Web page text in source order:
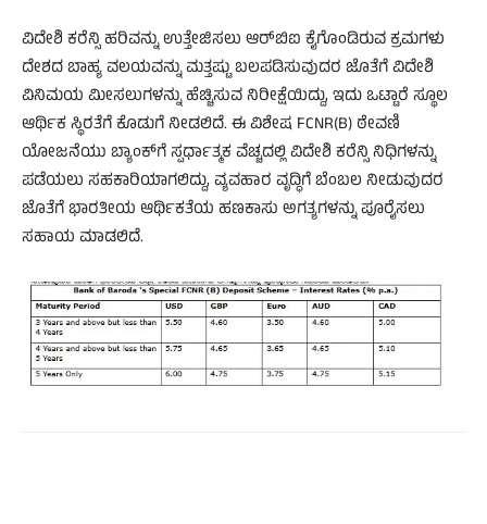
ವಿದೇಶಿ ಕರೆನ್ಸಿ ಹರಿವನ್ನು ಉತ್ತೇಜಿಸಲು ಆರ್‌ಬಿಐ ಕೈಗೊಂಡಿರುವ ಕ್ರಮಗಳು
ದೇಶದ ಬಾಹ್ಯ ವಲಯವನ್ನು ಮತ್ತಷ್ಟು ಬಲಪಡಿಸುವುದರ ಜೊತೆಗೆ ವಿದೇಶಿ
ವಿನಿಮಯ ಮೀಸಲುಗಳನ್ನು ಹೆಚ್ಚಿಸುವ ನಿರೀಕ್ಷೆಯಿದ್ದು, ಇದು ಒಟ್ಟಾರೆ ಸ್ಥೂಲ
ಆರ್ಥಿಕ ಸ್ಥಿರತೆಗೆ ಕೊಡುಗೆ ನೀಡಲಿದೆ. ಈ ವಿಶೇಷ FCNR(B) ಠೇವಣಿ
ಯೋಜನೆಯು ಬ್ಯಾಂಕ್‌ಗೆ ಸ್ಪರ್ಧಾತ್ಮಕ ವೆಚ್ಚದಲ್ಲಿ ವಿದೇಶಿ ಕರೆನ್ಸಿ ನಿಧಿಗಳನ್ನು
ಪಡೆಯಲು ಸಹಕಾರಿಯಾಗಲಿದ್ದು, ವ್ಯವಹಾರ ವೃದ್ಧಿಗೆ ಬೆಂಬಲ ನೀಡುವುದರ
ಜೊತೆಗೆ ಭಾರತೀಯ ಆರ್ಥಿಕತೆಯ ಹಣಕಾಸು ಅಗತ್ಯಗಳನ್ನು ಪೂರೈಸಲು
ಸಹಾಯ ಮಾಡಲಿದೆ.